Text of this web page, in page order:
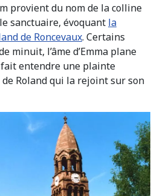
provient du nom de la colline
sanctuaire, évoquant la
de Roncevaux. Certains
minuit, l’âme d’Emma plane
entendre une plainte
de Roland qui la rejoint sur son